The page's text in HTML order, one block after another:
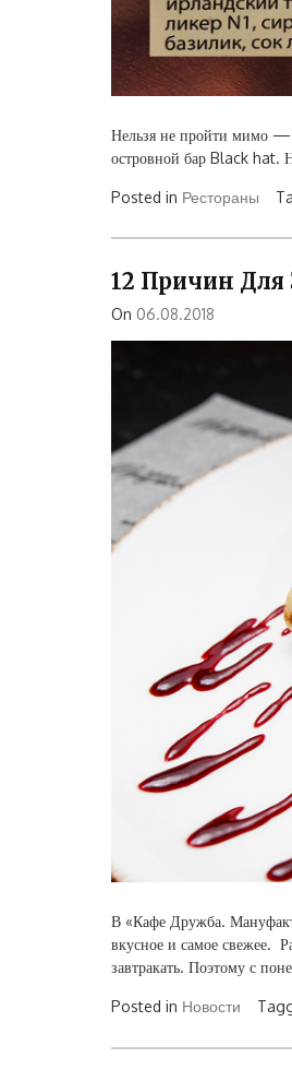
Нельзя не пройти мимо —
островной бар Black hat.
Posted in Рестораны
12 Причин Для
On 06.08.2018
В «Кафе Дружба.
вкусное и самое свежее.
завтракать. Поэтому с
Posted in Новости